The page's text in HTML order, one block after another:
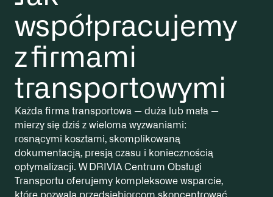
współpracujemy
z firmami
transportowymi
Każda firma transportowa — duża lub mała —
mierzy się dziś z wieloma wyzwaniami:
rosnącymi kosztami, skomplikowaną
dokumentacją, presją czasu i koniecznością
optymalizacji. W DRIVIA Centrum Obsługi
Transportu oferujemy kompleksowe wsparcie,